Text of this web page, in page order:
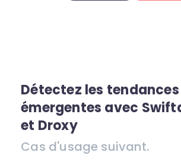
Détectez les tendances
émergentes avec
et Droxy
Cas d'usage suivant.